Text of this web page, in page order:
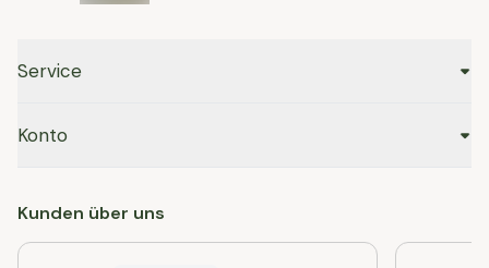
Service
Konto
Kunden über uns